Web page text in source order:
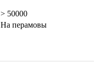
> 50000
На перамовы